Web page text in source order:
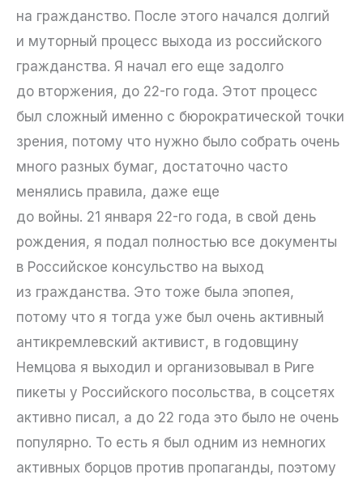
на гражданство. После этого начался долгий
и муторный процесс выхода из российского
гражданства. Я начал его еще задолго
до вторжения, до 22-го года. Этот процесс
был сложный именно с бюрократической точки
зрения, потому что нужно было собрать очень
много разных бумаг, достаточно часто
менялись правила, даже еще
до войны. 21 января 22-го года, в свой день
рождения, я подал полностью все документы
в Российское консульство на выход
из гражданства. Это тоже была эпопея,
потому что я тогда уже был очень активный
антикремлевский активист, в годовщину
Немцова я выходил и организовывал в Риге
пикеты у Российского посольства, в соцсетях
активно писал, а до 22 года это было не очень
популярно. То есть я был одним из немногих
активных борцов против пропаганды, поэтому